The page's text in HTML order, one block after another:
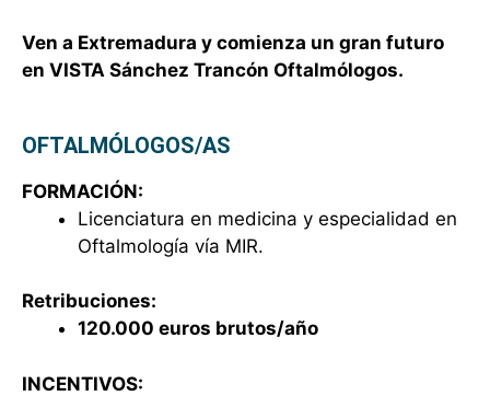
Ven a Extremadura y comienza un gran futuro
en VISTA Sánchez Trancón Oftalmólogos.
OFTALMÓLOGOS/AS
FORMACIÓN:
Licenciatura en medicina y especialidad en
Oftalmología vía MIR.
Retribuciones:
120.000 euros brutos/año
INCENTIVOS: